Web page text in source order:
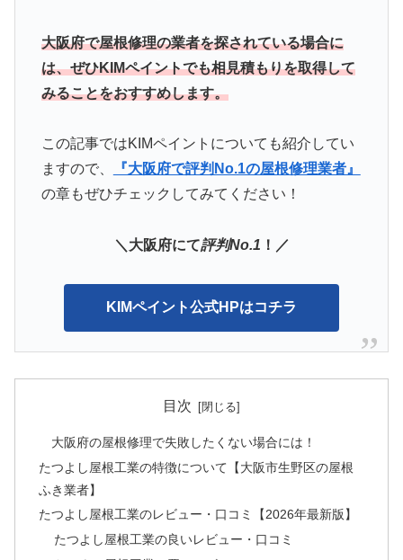
大阪府で屋根修理の業者を探されている場合に
は、ぜひKIMペイントでも相見積もりを取得して
みることをおすすめします。
この記事ではKIMペイント についても紹介してい
ますので、
『大阪府で評判No.1の屋根修理業者』
の章もぜひチェックしてみてください！
＼大阪府にて評判No.1 ！／
KIMペイント公式HPはコチラ
目次
大阪府の屋根修理で失敗したくない場合には！
たつよし屋根工業の特徴について【大阪市生野区の屋根
ふき業者】
たつよし屋根工業のレビュー・口コミ【2026年最新版】
たつよし屋根工業の良いレビュー・口コミ